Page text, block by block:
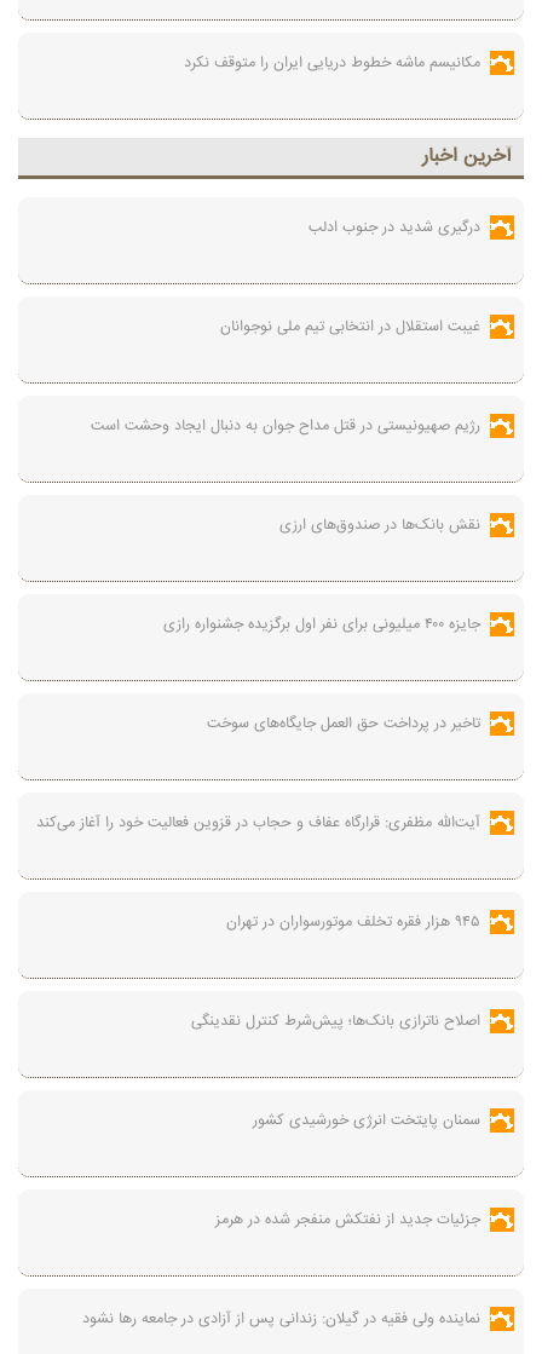
مکانیسم ماشه خطوط دریایی ایران را متوقف نکرد
آخرين اخبار
درگیری شدید در جنوب ادلب
غیبت استقلال در انتخابی تیم ملی نوجوانان
رژیم صهیونیستی در قتل مداح جوان به دنبال ایجاد وحشت است
نقش بانک‌ها در صندوق‌های ارزی
جایزه ۴۰۰ میلیونی برای نفر اول برگزیده جشنواره رازی
تاخیر در پرداخت حق العمل جایگاه‌های سوخت
آیت‌الله مظفری: قرارگاه عفاف و حجاب در قزوین فعالیت خود را آغاز می‌کند
۹۴۵ هزار فقره تخلف موتورسواران در تهران
اصلاح ناترازی بانک‌ها؛ پیش‌شرط کنترل نقدینگی
سمنان پایتخت انرژی خورشیدی کشور
جزئیات جدید از نفتکش منفجر شده در هرمز
نماینده ولی فقیه در گیلان: زندانی پس از آزادی در جامعه رها نشود